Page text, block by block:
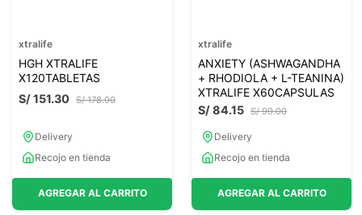
xtralife
HGH XTRALIFE
X120TABLETAS
S/ 178.00
S/151.30
Delivery
Recojo en tienda
AGREGAR AL CARRITO
xtralife
ANXIETY (ASHWAGANDHA
+ RHODIOLA + L-TEANINA)
XTRALIFE X60CAPSULAS
S/ 99.00
S/84.15
Delivery
Recojo en tienda
AGREGAR AL CARRITO